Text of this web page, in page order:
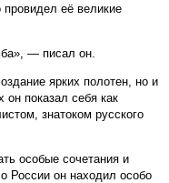
её великие
— писал он.
ярких полотен, но и
он показал себя как
знатоком русского
особые сочетания и
России он находил особо